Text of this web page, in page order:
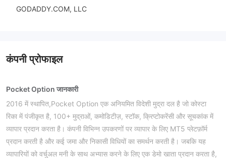
GODADDY.COM, LLC
कंपनी प्रोफाइल
Pocket Option जानकारी
2016 में स्थापित,Pocket Option एक अनियमित विदेशी मुद्रा दल है जो कोस्टा
रिका में पंजीकृत है, 100+ मुद्राओं, कमोडिटीज़, स्टॉक, क्रिप्टोकरेंसी और सूचकांक में
व्यापार प्रदान करता है। कंपनी विभिन्न उपकरणों पर व्यापार के लिए MT5 प्लेटफ़ॉर्म
प्रदान करती है और कई जमा और निकासी विधियों का समर्थन करती है। जबकि यह
व्यापारियों को वर्चुअल मनी के साथ अभ्यास करने के लिए एक डेमो खाता प्रदान करता है,